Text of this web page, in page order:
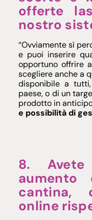
offerte
nostro
“Ovviamente sì
e puoi inserire
opportuno offrire
scegliere anche a
disponibile a
paese, o di un
prodotto in
e possibilità di
8.
cantina,
online